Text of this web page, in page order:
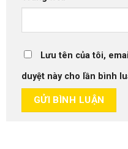
Lưu tên của tôi,
duyệt này cho lần bình